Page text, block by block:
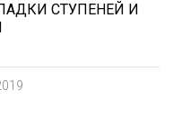
СТУПЕНЕЙ И